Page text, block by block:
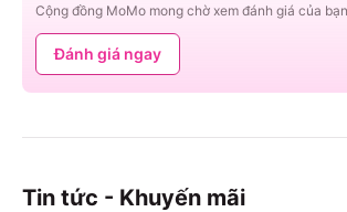
Cộng đồng MoMo mong chờ xem đánh giá của bạn
Đánh giá ngay
Tin tức - Khuyến mãi